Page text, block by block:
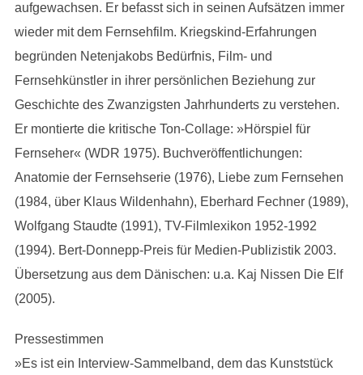
aufgewachsen. Er befasst sich in seinen Aufsätzen immer
wieder mit dem Fernsehfilm. Kriegskind-Erfahrungen
begründen Netenjakobs Bedürfnis, Film- und
Fernsehkünstler in ihrer persönlichen Beziehung zur
Geschichte des Zwanzigsten Jahrhunderts zu verstehen.
Er montierte die kritische Ton-Collage: »Hörspiel für
Fernseher« (WDR 1975). Buchveröffentlichungen:
Anatomie der Fernsehserie (1976), Liebe zum Fernsehen
(1984, über Klaus Wildenhahn), Eberhard Fechner (1989),
Wolfgang Staudte (1991), TV-Filmlexikon 1952-1992
(1994). Bert-Donnepp-Preis für Medien-Publizistik 2003.
Übersetzung aus dem Dänischen: u.a. Kaj Nissen Die Elf
(2005).
Pressestimmen
»Es ist ein Interview-Sammelband, dem das Kunststück